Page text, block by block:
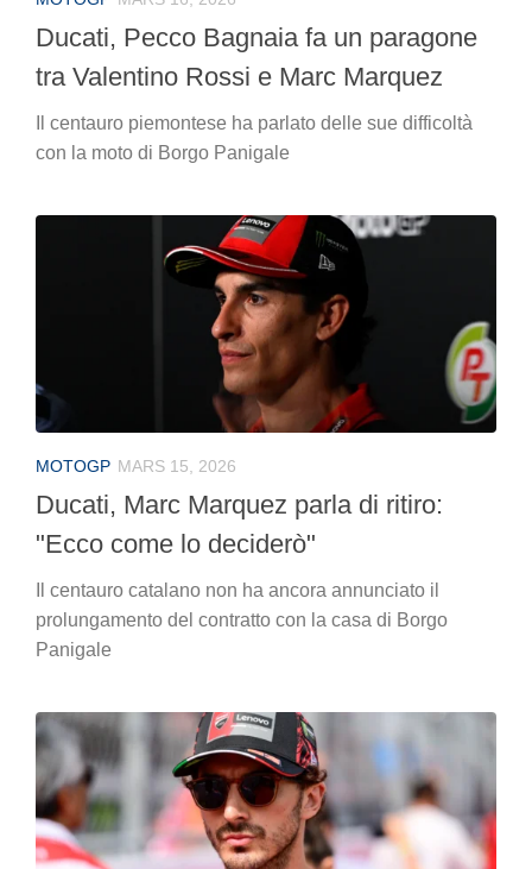
Ducati, Pecco Bagnaia fa un paragone
tra Valentino Rossi e Marc Marquez
Il centauro piemontese ha parlato delle sue difficoltà
con la moto di Borgo Panigale
MOTOGP MARS 15, 2026
Ducati, Marc Marquez parla di ritiro:
"Ecco come lo deciderò"
Il centauro catalano non ha ancora annunciato il
prolungamento del contratto con la casa di Borgo
Panigale